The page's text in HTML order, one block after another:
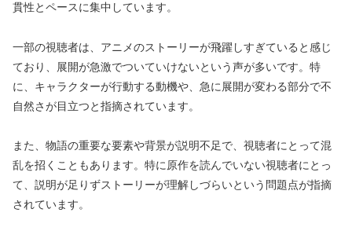
貫性とペースに集中しています。
一部の視聴者は、アニメのストーリーが飛躍しすぎていると感じ
ており、展開が急激でついていけないという声が多いです。特
に、キャラクターが行動する動機や、急に展開が変わる部分で不
自然さが目立つと指摘されています。
また、物語の重要な要素や背景が説明不足で、視聴者にとって混
乱を招くこともあります。特に原作を読んでいない視聴者にとっ
て、説明が足りずストーリーが理解しづらいという問題点が指摘
されています。